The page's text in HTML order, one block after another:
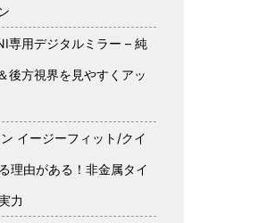
専用デジタルミラー – 純
後方視界を見やすくアッ
イージーフィット/クイ
理由がある！非金属タイ
力